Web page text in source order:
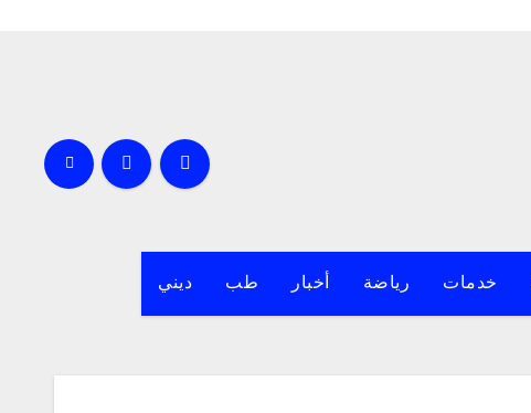
خدمات رياضة أخبار طب ديني